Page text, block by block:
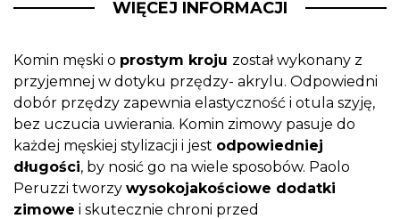
WIĘCEJ INFORMACJI
Komin męski o prostym kroju został wykonany z
przyjemnej w dotyku przędzy- akrylu. Odpowiedni
dobór przędzy zapewnia elastyczność i otula szyję,
bez uczucia uwierania. Komin zimowy pasuje do
każdej męskiej stylizacji i jest odpowiedniej
długości, by nosić go na wiele sposobów. Paolo
Peruzzi tworzy wysokojakościowe dodatki
zimowe i skutecznie chroni przed